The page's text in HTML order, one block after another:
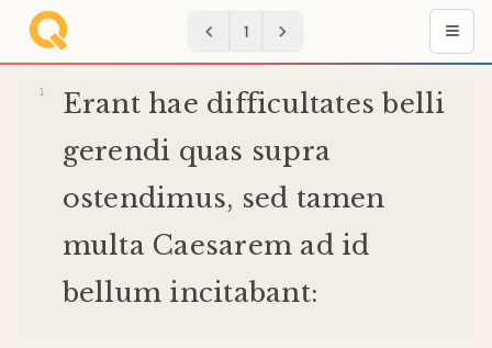
1
Erant hae difficultates belli
gerendi quas supra
ostendimus, sed tamen
multa Caesarem ad id
bellum incitabant: